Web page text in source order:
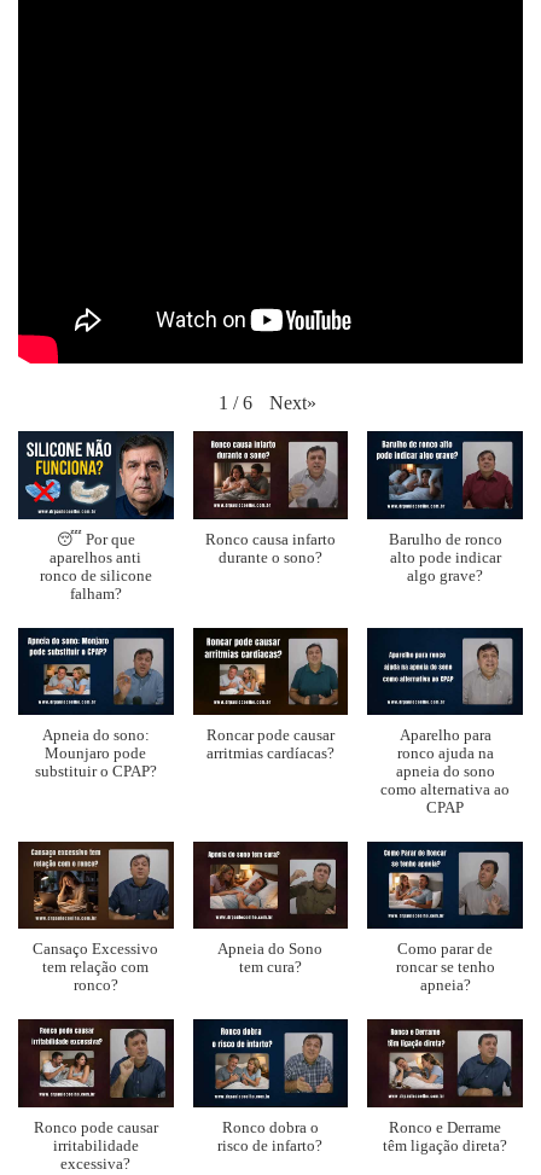
1 / 6 Next»
😴 Por que
aparelhos anti
ronco de silicone
falham?
Ronco causa infarto
durante o sono?
Barulho de ronco
alto pode indicar
algo grave?
Apneia do sono:
Mounjaro pode
substituir o CPAP?
Roncar pode causar
arritmias cardíacas?
Aparelho para
ronco ajuda na
apneia do sono
como alternativa ao
CPAP
Cansaço Excessivo
tem relação com
ronco?
Apneia do Sono
tem cura?
Como parar de
roncar se tenho
apneia?
Ronco pode causar
irritabilidade
excessiva?
Ronco dobra o
risco de infarto?
Ronco e Derrame
têm ligação direta?